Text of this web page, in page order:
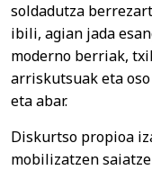
soldadutza
ibili, agian jada
moderno berriak,
arriskutsuak eta
eta abar.
Diskurtso propioa
mobilizatzen